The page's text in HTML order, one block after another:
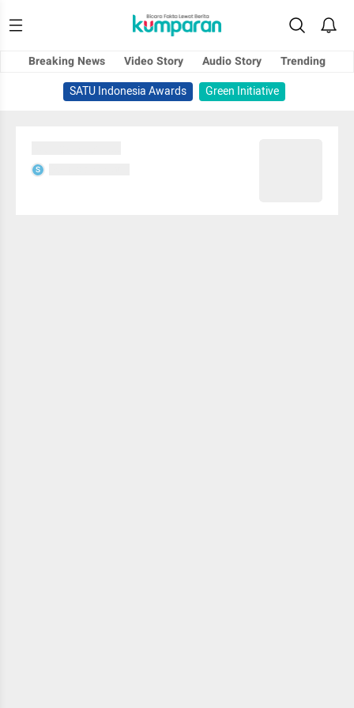
Breaking News Video Story Audio Story
Trending
SATU Indonesia Awards
Green Initiative
S